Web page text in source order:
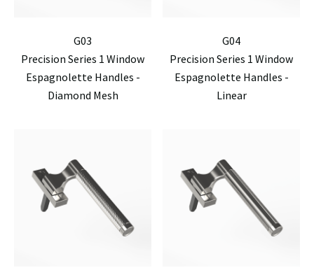
G03
Precision Series 1 Window
Espagnolette Handles -
Diamond Mesh
G04
Precision Series 1 Window
Espagnolette Handles -
Linear